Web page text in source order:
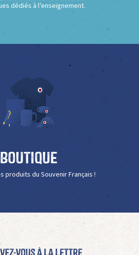
dédiés à l’enseignement.
Boutique
produits du Souvenir Français !
vous à La Lettre